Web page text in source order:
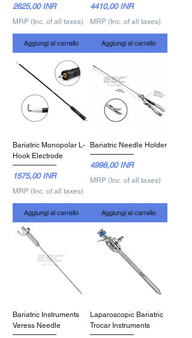
Prezzo
2625,00 INR
MRP (Inc. of all taxes)
Aggiungi al carrello
Prezzo
4410,00 INR
MRP (Inc. of all taxes)
Aggiungi al carrello
Bariatric Monopolar L-
Hook Electrode
Prezzo
1575,00 INR
MRP (Inc. of all taxes)
Aggiungi al carrello
Bariatric Needle Holder
Prezzo
4998,00 INR
MRP (Inc. of all taxes)
Aggiungi al carrello
Bariatric Instruments
Veress Needle
Laparoscopic Bariatric
Trocar Instruments